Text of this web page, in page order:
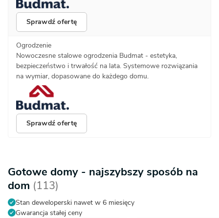
Sprawdź ofertę
Ogrodzenie
Nowoczesne stalowe ogrodzenia Budmat - estetyka,
bezpieczeństwo i trwałość na lata. Systemowe rozwiązania
na wymiar, dopasowane do każdego domu.
Sprawdź ofertę
Gotowe domy - najszybszy sposób na
dom (113)
Stan deweloperski nawet w 6 miesięcy
Gwarancja stałej ceny